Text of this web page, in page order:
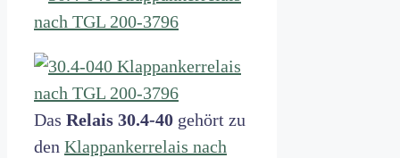
Das Relais 30.4-40 gehört zu
den Klappankerrelais nach